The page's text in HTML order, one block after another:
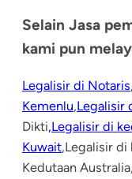
Selain Jasa
kami pun
Legalisir di Notaris,
Kemenlu,Legalisir
Dikti,Legalisir di
Kuwait,Legalisir di
Kedutaan